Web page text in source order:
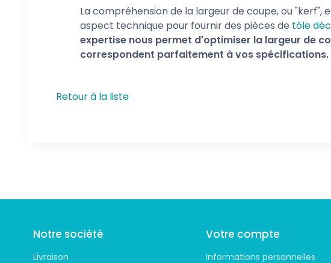
La compréhension de la largeur de coupe, ou "kerf",
aspect technique pour fournir des pièces de tôle
expertise nous permet d'optimiser la largeur de
correspondent parfaitement à vos spécifications.
Retour à la liste
Notre société
Livraison
Votre compte
Informations personnelles